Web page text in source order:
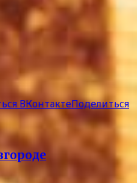
ВКонтактеПоделиться